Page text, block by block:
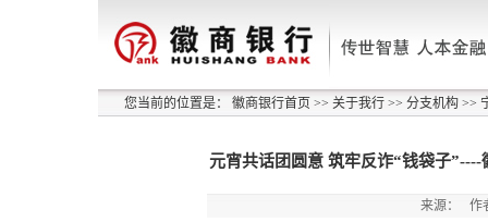
您当前的位置是： 徽商银行首页 >> 关于我行 >> 分支机构 >>
元宵共话团圆意 筑牢反诈“钱袋子
来源： 作